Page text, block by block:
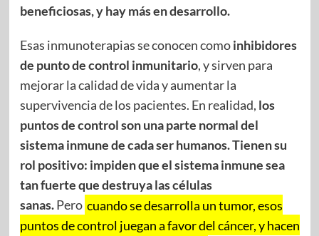
beneficiosas, y hay más en desarrollo.
Esas inmunoterapias se conocen comoinhibidores
de punto de control inmunitario, y sirven para
mejorar la calidad de vida y aumentar la
supervivencia de los pacientes. En realidad, los
puntos de control son una parte normal del
sistema inmune de cada ser humanos. Tienen su
rol positivo: impiden que el sistema inmune sea
tan fuerte que destruya las células
sanas.Pero cuando se desarrolla un tumor, esos
puntos de control juegan a favor del cáncer, y hacen